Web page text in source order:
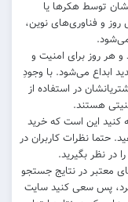
توسط هکرها یا
روز و فناوری‌های نوین،
هر روز برای امنیت و
ابداع می‌شود. با وجودِ
در استفاده از
هستند.
کنید این است که خرید
حتما نظرات کاربران در
در نظر بگیرید.
معتبر در نتایج جستجو
پس سعی کنید سایت